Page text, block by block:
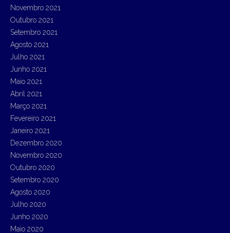
Novembro 2021
Outubro 2021
Setembro 2021
Agosto 2021
Julho 2021
Junho 2021
Maio 2021
Abril 2021
Março 2021
Fevereiro 2021
Janeiro 2021
Dezembro 2020
Novembro 2020
Outubro 2020
Setembro 2020
Agosto 2020
Julho 2020
Junho 2020
Maio 2020